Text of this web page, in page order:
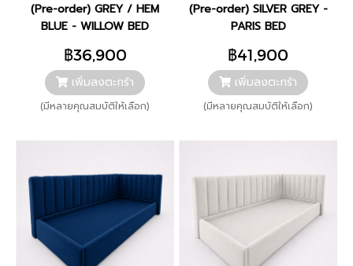
(Pre-order) GREY / HEM
BLUE - WILLOW BED
฿36,900
เพิ่มลงตะกร้า
(มีหลายคุณสมบัติให้เลือก)
(Pre-order) SILVER GREY -
PARIS BED
฿41,900
เพิ่มลงตะกร้า
(มีหลายคุณสมบัติให้เลือก)